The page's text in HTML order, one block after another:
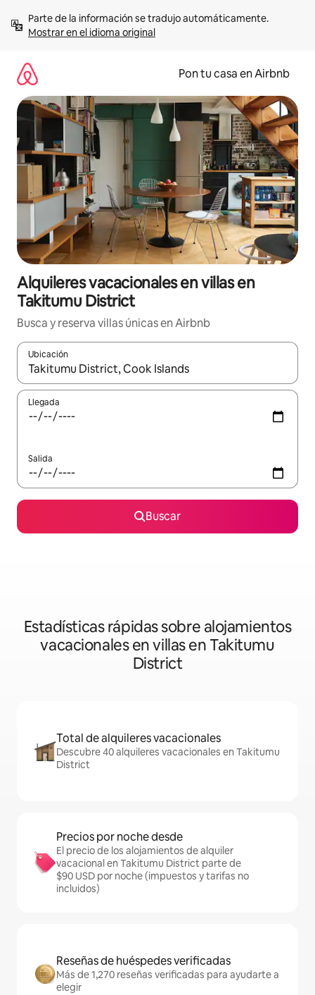
contenidoMostrar en el idioma original
Pon tu casa en Airbnb
Alquileres vacacionales en villas en
Takitumu District
Busca y reserva villas únicas en Airbnb
Ubicación
Cuando los resultados estén disponibles, navega con las
Llegada
Salida
Buscar
Estadísticas rápidas sobre alojamientos
vacacionales en villas en Takitumu
District
Total de alquileres vacacionales
Descubre 40 alquileres vacacionales en Takitumu
District
Precios por noche desde
El precio de los alojamientos de alquiler
vacacional en Takitumu District parte de
$90 USD por noche (impuestos y tarifas no
incluidos)
Reseñas de huéspedes verificadas
Más de 1,270 reseñas verificadas para ayudarte a
elegir